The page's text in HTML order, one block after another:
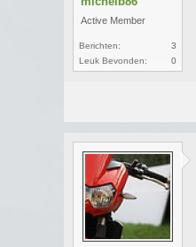
Active Member
Berichten:
3
Leuk Bevonden:
0